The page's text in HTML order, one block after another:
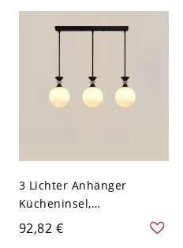
Schirm, 110V-120V
3 Lichter Anhänger
Kücheninsel,
Kugelarmatur, Glasschirm,
Weiß, LED & Glühlampe &
92,82 €